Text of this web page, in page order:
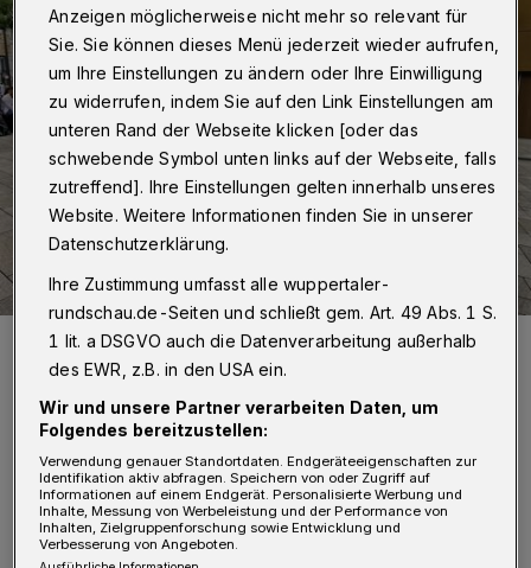
Die Stellplatz-Situation ist unbefriedigend.
Foto: Wuppertaler Rundschau
„Wir wollen den Radverkehrsanteil am
Verkehrsaufkommen in Wuppertal deutlich
Anzeigen möglicherweise nicht mehr so relevant für
Sie. Sie können dieses Menü jederzeit wieder aufrufen,
um Ihre Einstellungen zu ändern oder Ihre Einwilligung
zu widerrufen, indem Sie auf den Link Einstellungen am
unteren Rand der Webseite klicken [oder das
schwebende Symbol unten links auf der Webseite, falls
zutreffend]. Ihre Einstellungen gelten innerhalb unseres
Website. Weitere Informationen finden Sie in unserer
Datenschutzerklärung.
Ihre Zustimmung umfasst alle wuppertaler-
rundschau.de-Seiten und schließt gem. Art. 49 Abs. 1 S.
1 lit. a DSGVO auch die Datenverarbeitung außerhalb
des EWR, z.B. in den USA ein.
Wir und unsere Partner verarbeiten Daten, um
Folgendes bereitzustellen:
Verwendung genauer Standortdaten. Endgeräteeigenschaften zur
Identifikation aktiv abfragen. Speichern von oder Zugriff auf
Informationen auf einem Endgerät. Personalisierte Werbung und
Inhalte, Messung von Werbeleistung und der Performance von
Inhalten, Zielgruppenforschung sowie Entwicklung und
Verbesserung von Angeboten.